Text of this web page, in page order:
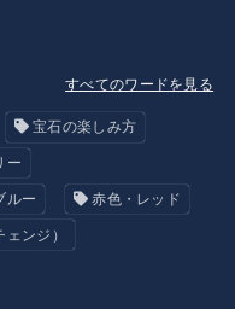
すべてのワードを見る
宝石の楽しみ方
ー
ルー 赤色・レッド
ンジ）